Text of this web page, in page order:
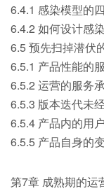
6.4.1 感染模型的
6.4.2 如何设计感
6.5 预先扫掉潜伏
6.5.1 产品性能的
6.5.2 运营的服务
6.5.3 版本迭代未
6.5.4 产品内的用
6.5.5 产品自身的
第7章 成熟期的运